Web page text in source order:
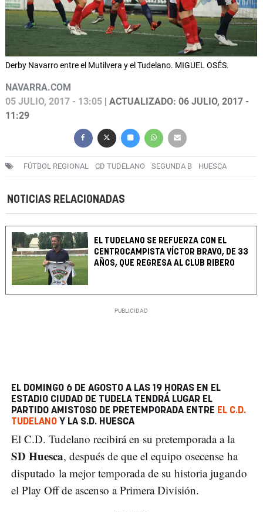
Derby Navarro entre el Mutilvera y el Tudelano. MIGUEL OSÉS.
NAVARRA.COM
05 JULIO, 2017 - 13:05 | ACTUALIZADO: 06 JULIO, 2017 -
11:29
FÚTBOL REGIONAL CD TUDELANO SEGUNDA B HUESCA
NOTICIAS RELACIONADAS
EL TUDELANO SE REFUERZA CON EL
CENTROCAMPISTA VÍCTOR BRAVO, DE 33
AÑOS, QUE REGRESA AL CLUB RIBERO
EL DOMINGO 6 DE AGOSTO A LAS 19 HORAS EN EL
ESTADIO CIUDAD DE TUDELA TENDRÁ LUGAR EL
PARTIDO AMISTOSO DE PRETEMPORADA ENTRE EL C.D.
TUDELANO Y LA S.D. HUESCA
El C.D. Tudelano recibirá en su pretemporada a la
SD Huesca, después de que el equipo osecense ha
disputado la mejor temporada de su historia jugando
el Play Off de ascenso a Primera División.